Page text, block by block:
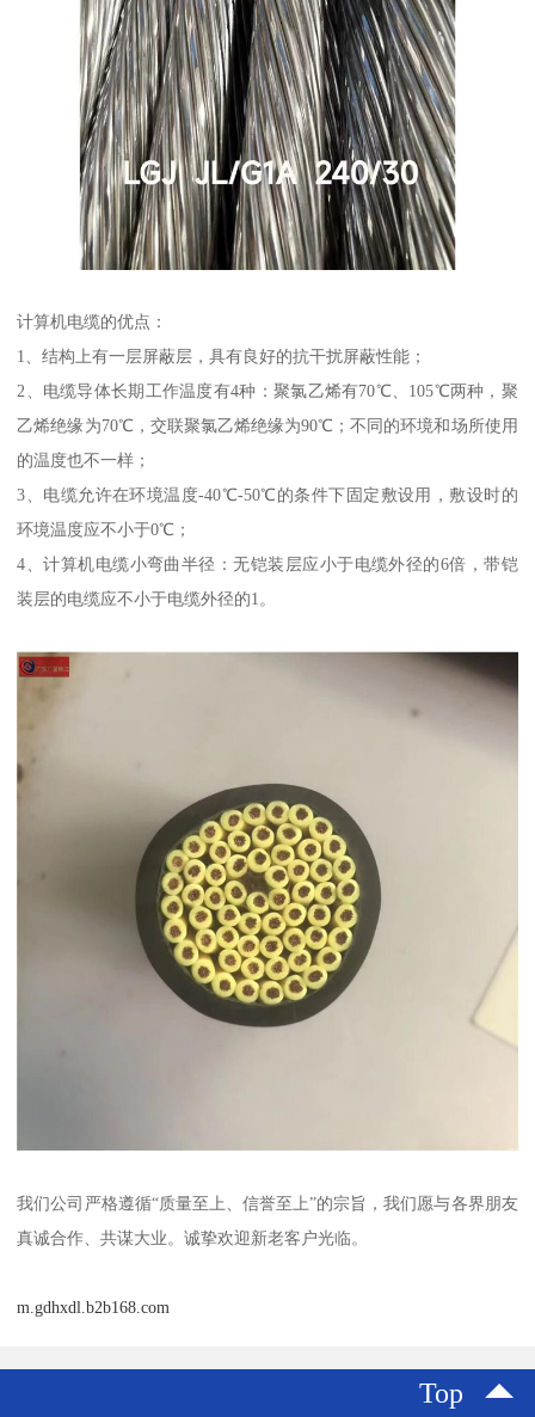
计算机电缆的优点：
1、结构上有一层屏蔽层，具有良好的抗干扰屏蔽性能；
2、电缆导体长期工作温度有4种：聚氯乙烯有70℃、105℃两种，聚
乙烯绝缘为70℃，交联聚氯乙烯绝缘为90℃；不同的环境和场所使用
的温度也不一样；
3、电缆允许在环境温度-40℃-50℃的条件下固定敷设用，敷设时的
环境温度应不小于0℃；
4、计算机电缆小弯曲半径：无铠装层应小于电缆外径的6倍，带铠
装层的电缆应不小于电缆外径的1。
我们公司严格遵循“质量至上、信誉至上”的宗旨，我们愿与各界朋友
真诚合作、共谋大业。诚挚欢迎新老客户光临。
m.gdhxdl.b2b168.com
Top